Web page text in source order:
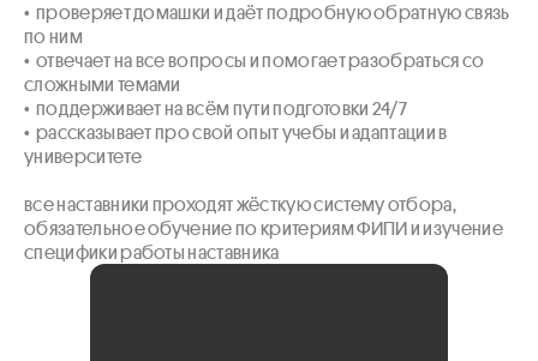
•  проверяет домашки и даёт подробную обратную связь
по ним
•  отвечает на все вопросы и помогает разобраться со
сложными темами
•  поддерживает на всём пути подготовки 24/7
•  рассказывает про свой опыт учебы и адаптации в
университете
все наставники проходят жёсткую систему отбора,
обязательное обучение по критериям ФИПИ и изучение
специфики работы наставника